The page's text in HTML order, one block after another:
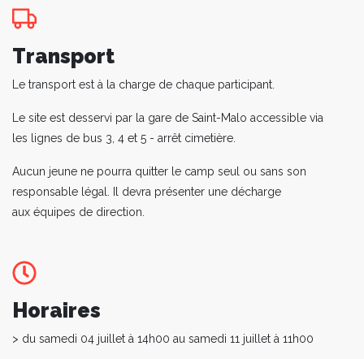
Transport
Le transport est à la charge de chaque participant.
Le site est desservi par la gare de Saint-Malo accessible via
les lignes de bus 3, 4 et 5 - arrêt cimetière.
Aucun jeune ne pourra quitter le camp seul ou sans son
responsable légal. Il devra présenter une décharge
aux équipes de direction.
Horaires
> du samedi 04 juillet à 14h00 au samedi 11 juillet à 11h00